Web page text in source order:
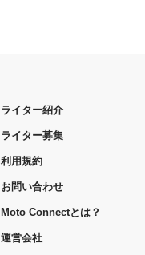
ライター紹介
ライター募集
利用規約
お問い合わせ
Moto Connectとは？
運営会社